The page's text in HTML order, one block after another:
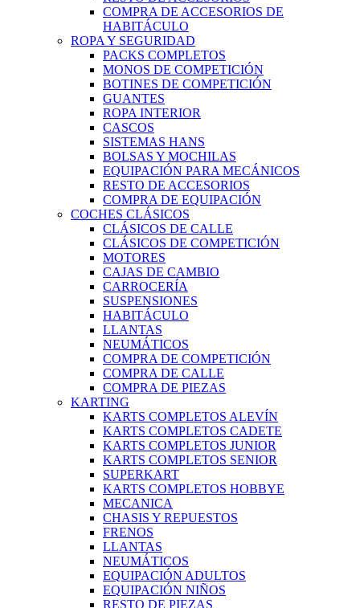
COMPRA DE ACCESORIOS DE
HABITÁCULO
ROPA Y SEGURIDAD
PACKS COMPLETOS
MONOS DE COMPETICIÓN
BOTINES DE COMPETICIÓN
GUANTES
ROPA INTERIOR
CASCOS
SISTEMAS HANS
BOLSAS Y MOCHILAS
EQUIPACIÓN PARA MECÁNICOS
RESTO DE ACCESORIOS
COMPRA DE EQUIPACIÓN
COCHES CLÁSICOS
CLÁSICOS DE CALLE
CLÁSICOS DE COMPETICIÓN
MOTORES
CAJAS DE CAMBIO
CARROCERÍA
SUSPENSIONES
HABITÁCULO
LLANTAS
NEUMÁTICOS
COMPRA DE COMPETICIÓN
COMPRA DE CALLE
COMPRA DE PIEZAS
KARTING
KARTS COMPLETOS ALEVÍN
KARTS COMPLETOS CADETE
KARTS COMPLETOS JUNIOR
KARTS COMPLETOS SENIOR
SUPERKART
KARTS COMPLETOS HOBBYE
MECANICA
CHASIS Y REPUESTOS
FRENOS
LLANTAS
NEUMÁTICOS
EQUIPACIÓN ADULTOS
EQUIPACIÓN NIÑOS
RESTO DE PIEZAS